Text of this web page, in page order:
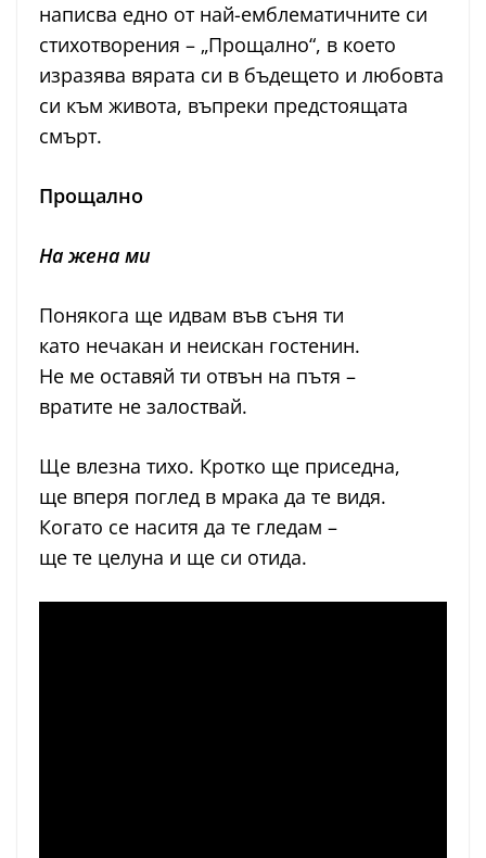
написва едно от най-емблематичните си
стихотворения – „Прощално“, в което
изразява вярата си в бъдещето и любовта
си към живота, въпреки предстоящата
смърт.
Прощално
На жена ми
Понякога ще идвам във съня ти
като нечакан и неискан гостенин.
Не ме оставяй ти отвън на пътя –
вратите не залоствай.
Ще влезна тихо. Кротко ще приседна,
ще вперя поглед в мрака да те видя.
Когато се наситя да те гледам –
ще те целуна и ще си отида.